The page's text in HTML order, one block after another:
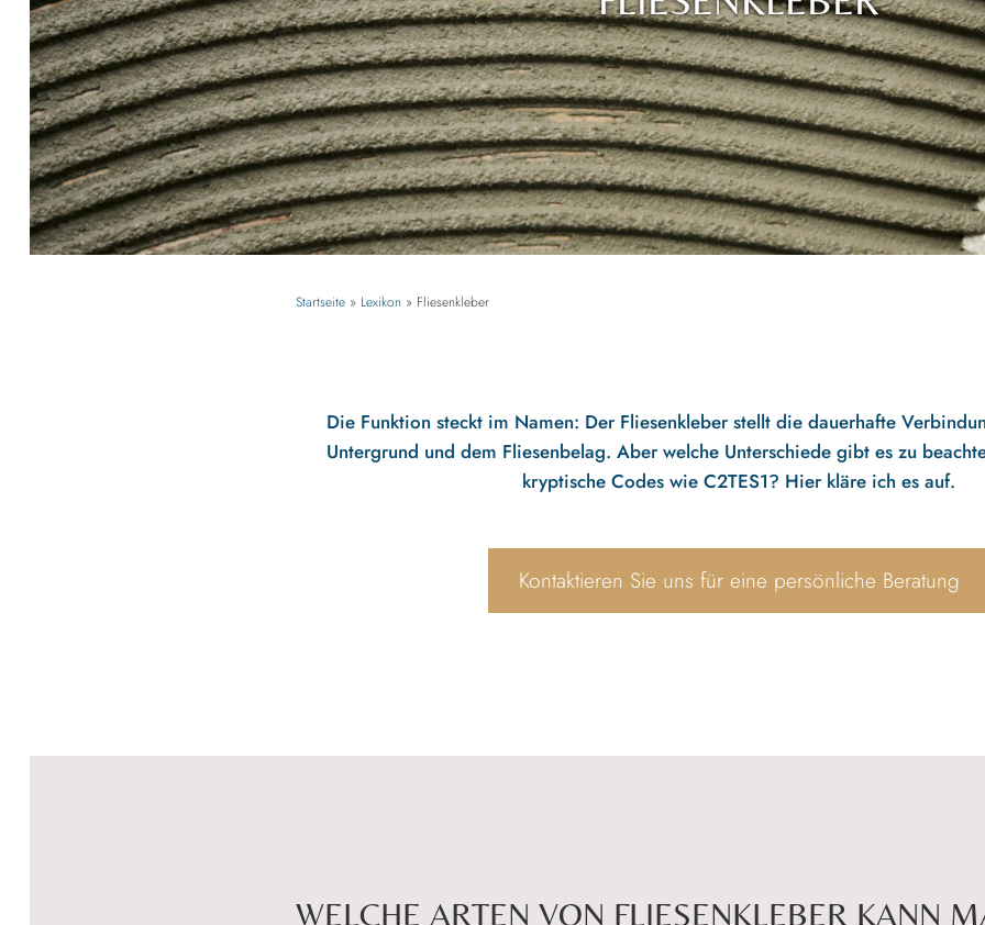
Startseite» Lexikon» Fliesenkleber
Die Funktion steckt im Namen: Der Fliesenkleber stellt die dauerhafte
Untergrund und dem Fliesenbelag. Aber welche Unterschiede gibt es zu
kryptische Codes wie C2TES1? Hier kläre ich es auf.
Kontaktieren Sie uns für eine persönliche Beratung
WELCHE ARTEN VON FLIESENKLEBER KANN